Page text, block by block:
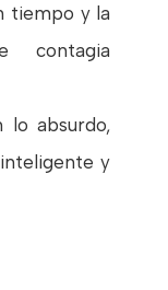
tiempo y la
lo absurdo,
y